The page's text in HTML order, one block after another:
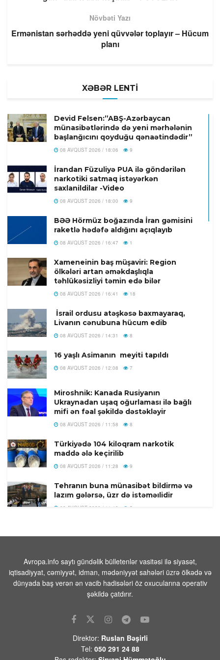
Növbəti Yazı
Ermənistan sərhəddə yeni qüvvələr toplayır – Hücum
planı
XƏBƏR LENTİ
Devid Felsen:”ABŞ-Azərbaycan
münasibətlərində də yeni mərhələnin
başlanğıcını qoyduğu qənaətindədir”
08 AVQUST 2026 / 18:06 9
İrandan Füzuliyə PUA ilə göndərilən
narkotiki satmaq istəyərkən
saxlanildilar -Video
08 AVQUST 2026 / 18:00 9
BƏƏ Hörmüz boğazında İran gəmisini
raketlə hədəfə aldığını açıqlayıb
08 AVQUST 2026 / 16:47 1
Xameneinin baş müşaviri: Region
ölkələri artan əməkdaşlıqla
təhlükəsizliyi təmin edə bilər
08 AVQUST 2026 / 16:41 18
İsrail ordusu atəşkəsə baxmayaraq,
Livanın cənubuna hücum edib
08 AVQUST 2026 / 14:31 8
16 yaşlı Asimanın meyiti tapıldı
08 AVQUST 2026 / 12:08 7
Miroshnik: Kanada Rusiyanın
Ukraynadan uşaq oğurlaması ilə bağlı
mifi ən fəal şəkildə dəstəkləyir
08 AVQUST 2026 / 11:58 8
Türkiyədə 104 kiloqram narkotik
maddə ələ keçirilib
08 AVQUST 2026 / 11:28 9
Tehranın buna münasibət bildirmə və
lazım gələrsə, üzr də istəməılidir
08 AVQUST 2026 / 11:19 5
düşdü
Pasinyan -Sülhü dönməz etmək üçün
“Qarabağ ermənilərinin geri
qayıtması” kimi mövzuları davam
etdirməmək zəruridir
Türkiyə, Səudiyyə Ərəbistanı və
Pakistan bayraqları ilə işıqlandırılıb
Avropa.info saytı gündəlik bülletenlər vasitəsi ilə siyasət,
iqtisadiyyat, cəmiyyət, idman, mədəniyyət sahələri üzrə ölkədə və
dünyada baş verən ən vacib hadisələri öz oxucularına operativ
şəkildə çatdırır.
Direktor: Ruslan Bəşirli
Tel: 050 291 24 88